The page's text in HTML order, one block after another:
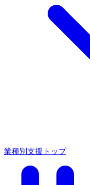
業種別支援トップ